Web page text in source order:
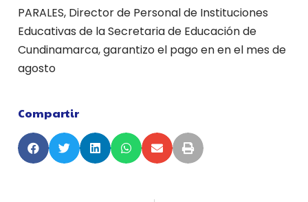
PARALES, Director de Personal de Instituciones
Educativas de la Secretaria de Educación de
Cundinamarca, garantizo el pago en en el mes de
agosto
Compartir